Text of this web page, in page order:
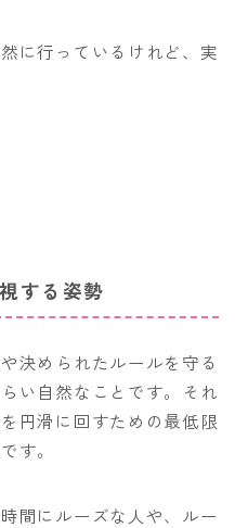
に行っているけれど、実
する姿勢
決められたルールを守る
い自然なことです。それ
円滑に回すための最低限
す。
間にルーズな人や、ルー